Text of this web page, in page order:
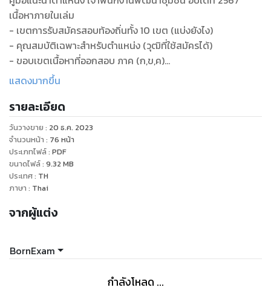
เนื้อหาภายในเล่ม
- เขตการรับสมัครสอบท้องถิ่นทั้ง 10 เขต (แบ่งยังไง)
- คุณสมบัติเฉพาะสำหรับตำแหน่ง (วุฒิที่ใช้สมัครได้)
- ขอบเขตเนื้อหาที่ออกสอบ ภาค (ก,ข,ค)
- มาตรฐานกำหนดตำแหน่ง (ความรู้ความสามารถที่ต้องมี)
- สถิติการเรียกบรรจุปี 2560-2564 (เรียกหมดหรือไม่)
- แนวทางวิธีการเลือกเขตที่ควรสมัครสอบ (สอบที่ไหนดี)
- การเรียกบรรจุข้ามเขตเรียกยังไงได้บ้าง
แสดงมากขึ้น
รายละเอียด
วันวางขาย : 20 ธ.ค. 2023
จำนวนหน้า : 76 หน้า
ประเภทไฟล์: PDF
ขนาดไฟล์: 9.32 MB
ประเทศ: TH
ภาษา : Thai
จากผู้แต่ง
BornExam
กำลังโหลด ...